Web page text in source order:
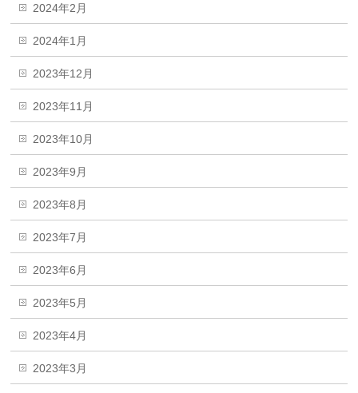
2024年2月
2024年1月
2023年12月
2023年11月
2023年10月
2023年9月
2023年8月
2023年7月
2023年6月
2023年5月
2023年4月
2023年3月